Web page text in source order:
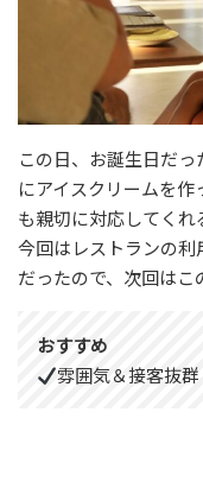
この日、お誕生日だ
にアイスクリームを
も親切に対応してくれ
今回はレストランの
だったので、次回はこ
おすすめ
雰囲気＆接客抜群